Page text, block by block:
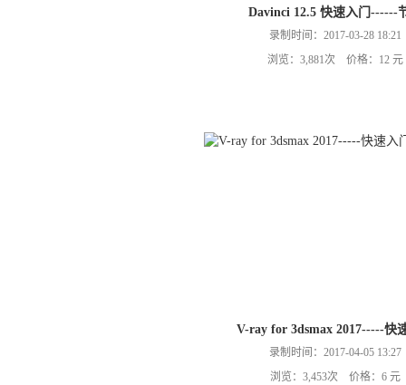
Davinci 12.5 快速入门------
录制时间：2017-03-28 18:21
浏览：3,881次 价格：12 元
V-ray for 3dsmax 2017-----快
录制时间：2017-04-05 13:27
浏览：3,453次 价格：6 元